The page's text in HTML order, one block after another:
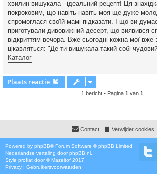
хвилин вишукала - ідеальний рецепт! Ця
покроковим, що навіть навіть моя ще дуже
спромоглася своїй мамі підказати. І що ви
приготували дивовижний десерт, що виявився
відкриттям вечора. Вже сьогодні кожна мої вже
цікавляться: "Де ти вишукала такий собі
Каталог
Plaats reactie
1 bericht • Pagina 1 van 1
Verwijder cookies
Contact
Powered by phpBB® Forum Software © phpBB Limited
Nederlandse vertaling door phpBB.nl
Style proflat door ©Mazeltof 2017
Privacy | Gebruikersvoorwaarden